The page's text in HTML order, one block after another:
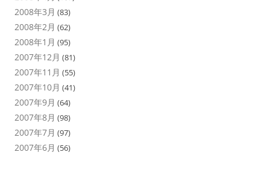
2008年3月 (83)
2008年2月 (62)
2008年1月 (95)
2007年12月 (81)
2007年11月 (55)
2007年10月 (41)
2007年9月 (64)
2007年8月 (98)
2007年7月 (97)
2007年6月 (56)